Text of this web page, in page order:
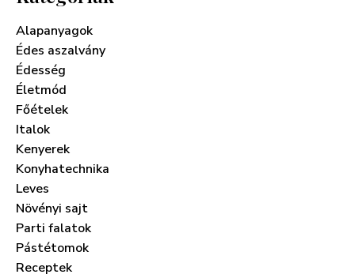
Alapanyagok
Édes aszalvány
Édesség
Életmód
Főételek
Italok
Kenyerek
Konyhatechnika
Leves
Növényi sajt
Parti falatok
Pástétomok
Receptek